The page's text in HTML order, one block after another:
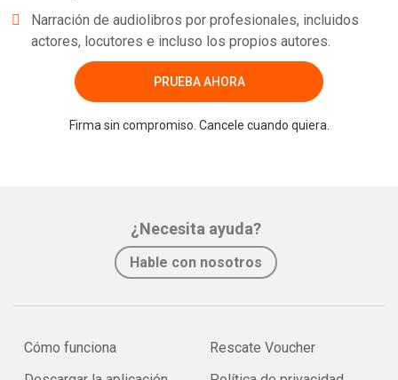
Narración de audiolibros por profesionales, incluidos
actores, locutores e incluso los propios autores.
PRUEBA AHORA
Firma sin compromiso. Cancele cuando quiera.
¿Necesita ayuda?
Hable con nosotros
Cómo funciona
Rescate Voucher